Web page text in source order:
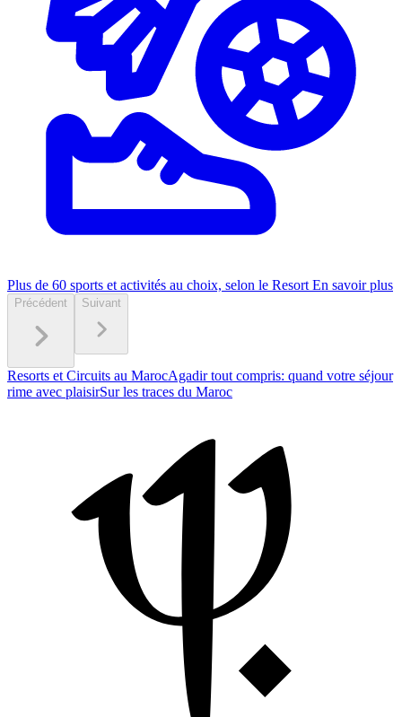
Plus de 60 sports et activités au choix, selon le Resort En savoir plus
Précédent Suivant
Resorts et Circuits au MarocAgadir tout compris: quand votre séjour
rime avec plaisirSur les traces du Maroc